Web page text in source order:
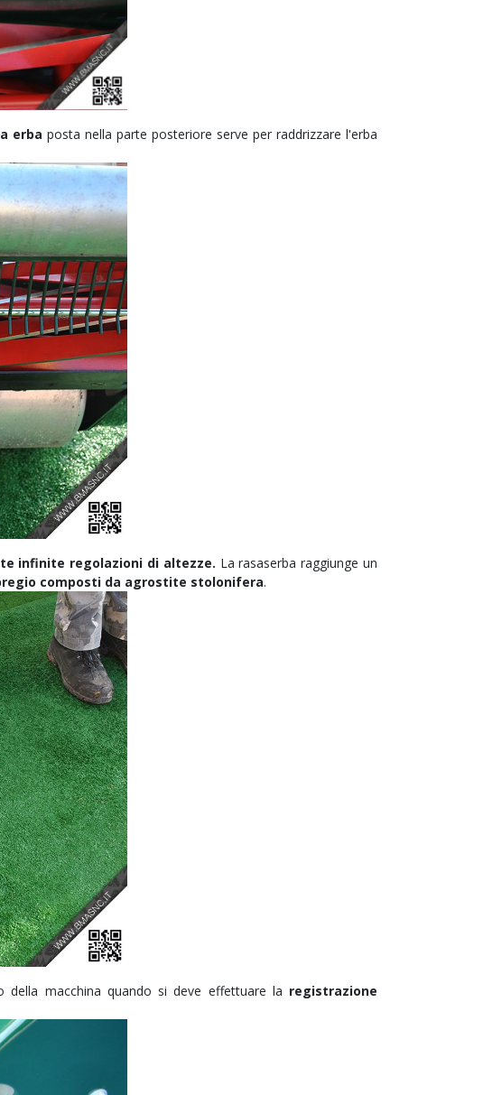
erba posta nella parte posteriore serve per raddrizzare l'erba
infinite regolazioni di altezze. La rasaserba raggiunge un
composti da agrostite stolonifera.
della macchina quando si deve effettuare la registrazione